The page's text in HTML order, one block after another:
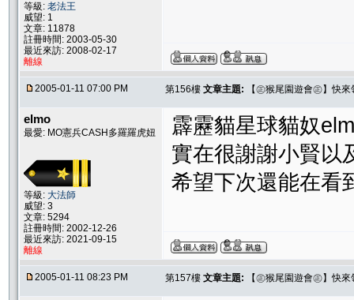
等級: 老法王
威望: 1
文章: 11878
註冊時間: 2003-05-30
最近來訪: 2008-02-17
離線
2005-01-11 07:00 PM 第156樓 文章主題: 【㊣猴尾園遊會㊣】快
elmo
最愛: MO憲兵CASH多羅羅虎妞
等級: 大法師
威望: 3
文章: 5294
註冊時間: 2002-12-26
最近來訪: 2021-09-15
離線
霹靂貓星球貓奴
實在很謝謝小賢以
希望下次還能在看
2005-01-11 08:23 PM 第157樓 文章主題: 【㊣猴尾園遊會㊣】快